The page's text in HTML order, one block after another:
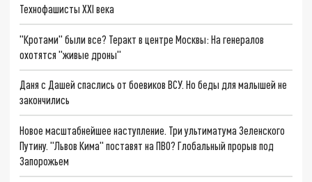
Технофашисты XXI века
"Кротами" были все? Теракт в центре Москвы: На генералов
охотятся "живые дроны"
Даня с Дашей спаслись от боевиков ВСУ. Но беды для малышей не
закончились
Новое масштабнейшее наступление. Три ультиматума Зеленского
Путину. "Львов Кима" поставят на ПВО? Глобальный прорыв под
Запорожьем